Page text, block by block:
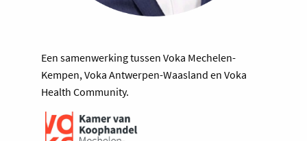
Een samenwerking tussen Voka Mechelen-
Kempen, Voka Antwerpen-Waasland en Voka
Health Community.